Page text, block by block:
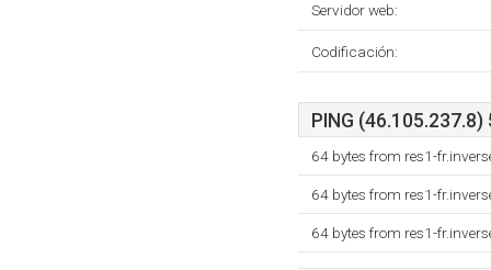
Servidor web:
Codificación:
PING
64 bytes from res1-
64 bytes from res1-
64 bytes from res1-